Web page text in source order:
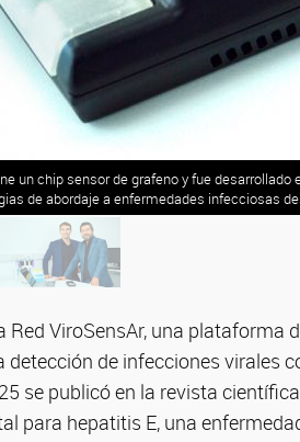
un chip sensor de grafeno y fue desarrollado
de abordaje a enfermedades infecciosas
Red ViroSensAr, una plataforma
detección de infecciones virales
se publicó en la revista
para hepatitis E, una